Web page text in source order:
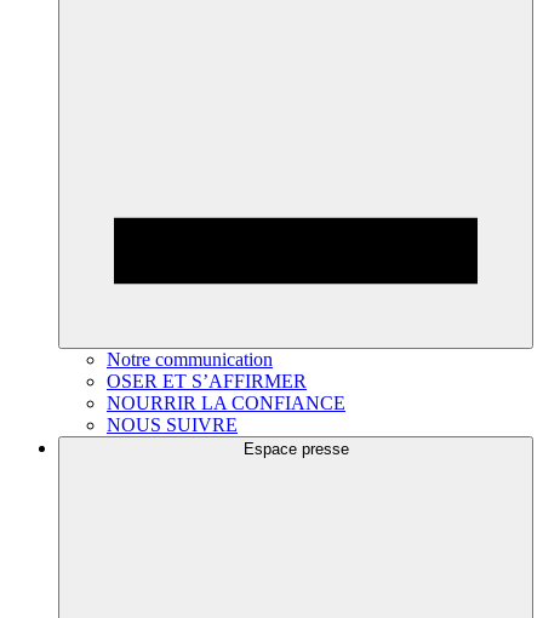
Notre communication
OSER ET S’AFFIRMER
NOURRIR LA CONFIANCE
NOUS SUIVRE
Espace presse